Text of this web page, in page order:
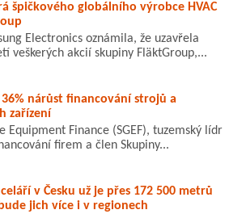
špičkového globálního výrobce HVAC
Electronics oznámila, že uzavřela
veškerých akcií skupiny FläktGroup,...
36% nárůst financování strojů a
zařízení
Equipment Finance (SGEF), tuzemský lídr
firem a člen Skupiny...
v Česku už je přes 172 500 metrů
jich více i v regionech